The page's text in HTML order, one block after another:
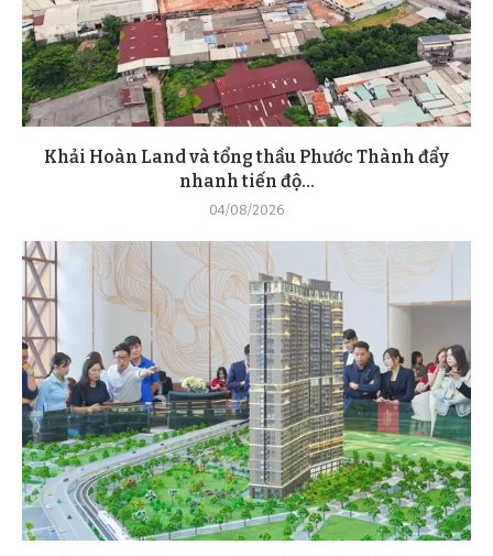
Khải Hoàn Land và tổng thầu Phước Thành đẩy
nhanh tiến độ...
04/08/2026